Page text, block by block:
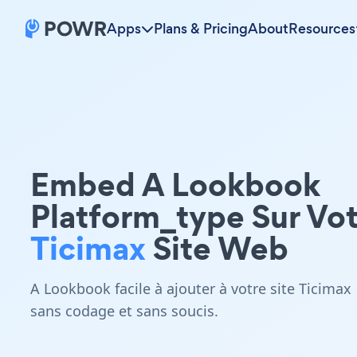
Apps Plans & PricingAboutResources
Embed A Lookbook
Platform_type Sur
TicimaxSite Web
A Lookbook facile à ajouter à votre site Ticimax
sans codage et sans soucis.